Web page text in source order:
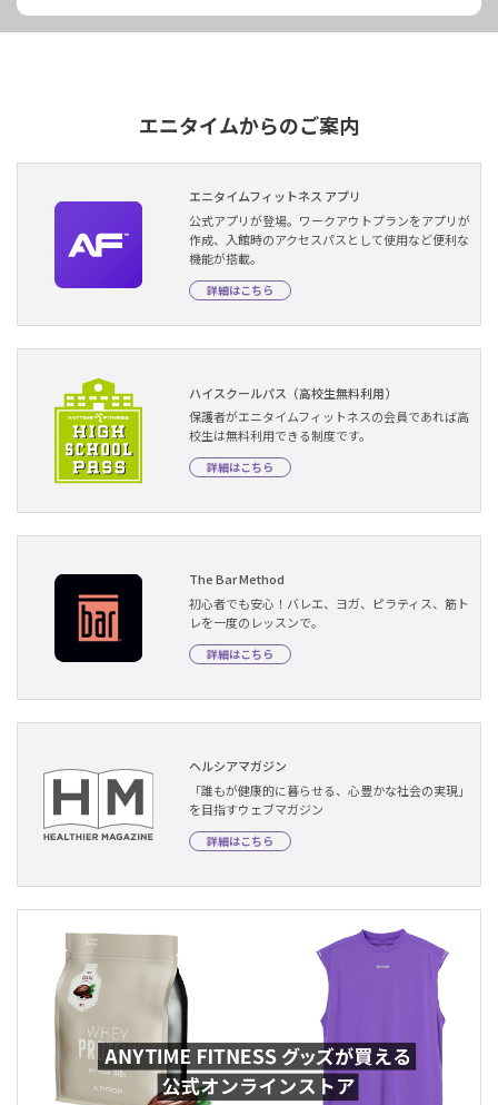
エニタイムからのご案内
エニタイムフィットネス アプリ
公式アプリが登場。ワークアウトプランをアプリが
作成、入館時のアクセスパスとして使用など便利な
機能が搭載。
詳細はこちら
ハイスクールパス（高校生無料利用）
保護者がエニタイムフィットネスの会員であれば高
校生は無料利用できる制度です。
詳細はこちら
The Bar Method
初心者でも安心！バレエ、ヨガ、ピラティス、筋ト
レを一度のレッスンで。
詳細はこちら
ヘルシアマガジン
「誰もが健康的に暮らせる、心豊かな社会の実現」
を目指すウェブマガジン
詳細はこちら